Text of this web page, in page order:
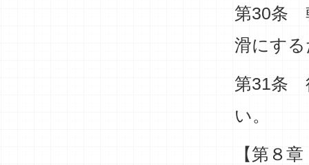
第30条
滑にす
第31条
い。
【第８